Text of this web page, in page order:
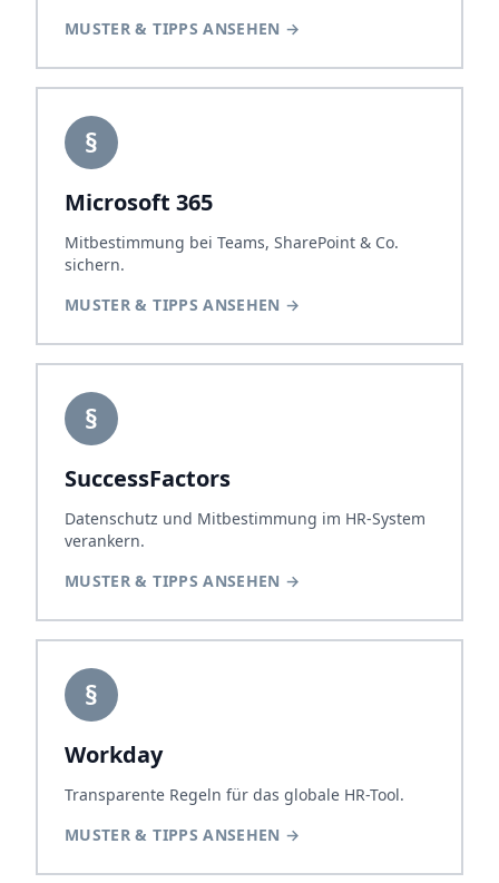
MUSTER & TIPPS ANSEHEN →
§
Microsoft 365
Mitbestimmung bei Teams, SharePoint & Co.
sichern.
MUSTER & TIPPS ANSEHEN →
§
SuccessFactors
Datenschutz und Mitbestimmung im HR-System
verankern.
MUSTER & TIPPS ANSEHEN →
§
Workday
Transparente Regeln für das globale HR-Tool.
MUSTER & TIPPS ANSEHEN →